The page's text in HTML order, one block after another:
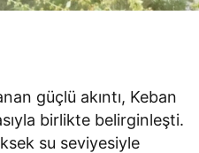
güçlü akıntı, Keban
birlikte belirginleşti.
su seviyesiyle